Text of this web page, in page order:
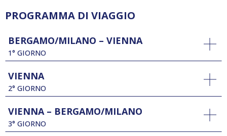
PROGRAMMA DI VIAGGIO
BERGAMO/MILANO – VIENNA
1° GIORNO
VIENNA
2° GIORNO
VIENNA – BERGAMO/MILANO
3° GIORNO